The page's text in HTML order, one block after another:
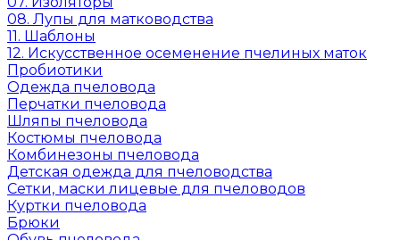
08. Лупы для матководства
11. Шаблоны
12. Искусственное осеменение пчелиных маток
Пробиотики
Одежда пчеловода
Перчатки пчеловода
Шляпы пчеловода
Костюмы пчеловода
Комбинезоны пчеловода
Детская одежда для пчеловодства
Сетки, маски лицевые для пчеловодов
Куртки пчеловода
Брюки